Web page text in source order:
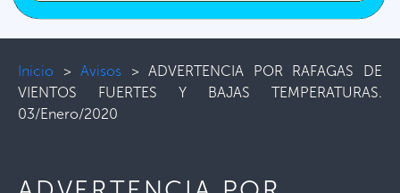
Inicio >Avisos >ADVERTENCIA POR RAFAGAS DE
VIENTOS FUERTES Y BAJAS TEMPERATURAS.
03/Enero/2020